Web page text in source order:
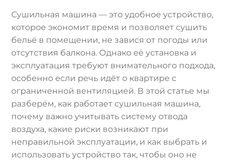
Сушильная машина — это удобное устройство,
которое экономит время и позволяет сушить
бельё в помещении, не завися от погоды или
отсутствия балкона. Однако её установка и
эксплуатация требуют внимательного подхода,
особенно если речь идёт о квартире с
ограниченной вентиляцией. В этой статье мы
разберём, как работает сушильная машина,
почему важно учитывать систему отвода
воздуха, какие риски возникают при
неправильной эксплуатации, и как выбрать и
использовать устройство так, чтобы оно не